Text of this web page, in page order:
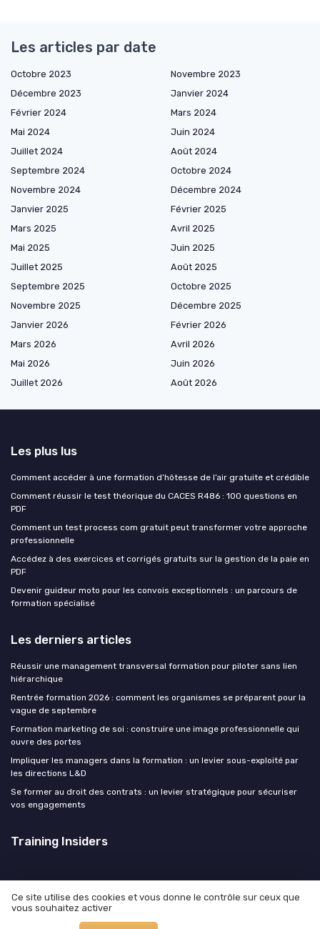
Les articles par date
Octobre 2023
Novembre 2023
Décembre 2023
Janvier 2024
Février 2024
Mars 2024
Mai 2024
Juin 2024
Juillet 2024
Août 2024
Septembre 2024
Octobre 2024
Novembre 2024
Décembre 2024
Janvier 2025
Février 2025
Mars 2025
Avril 2025
Mai 2025
Juin 2025
Juillet 2025
Août 2025
Septembre 2025
Octobre 2025
Novembre 2025
Décembre 2025
Janvier 2026
Février 2026
Mars 2026
Avril 2026
Mai 2026
Juin 2026
Juillet 2026
Août 2026
Les plus lus
Comment accéder à une formation d’hôtesse de l’air gratuite et crédible
Comment réussir le test théorique du CACES R486 : 100 questions en
PDF
Comment un test process com gratuit peut transformer votre approche
professionnelle
Accédez à des exercices et corrigés gratuits sur la gestion de la paie en
PDF
Devenir guideur moto pour les convois exceptionnels : un parcours de
formation spécialisé
Les derniers articles
Réussir une management transversal formation pour piloter sans lien
hiérarchique
Rentrée formation 2026 : comment les organismes se préparent pour la
vague de septembre
Formation marketing de soi : construire une image professionnelle qui
ouvre des portes
Impliquer les managers dans la formation : un levier sous-exploité par
les directions L&D
Se former au droit des contrats : un levier stratégique pour sécuriser
vos engagements
Training Insiders
Mentions légales
Ce site utilise des cookies et vous donne le contrôle sur ceux que
vous souhaitez activer